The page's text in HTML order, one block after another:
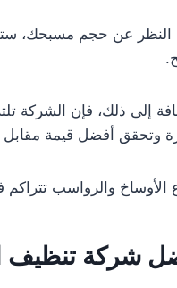
عن حجم مسبحك،
إلى ذلك، فإن الشركة
وتحقق أفضل قيمة مقابل
الأوساخ والرواسب
شركة تنظيف